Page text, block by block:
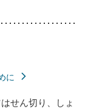
に
せん切り、しょ